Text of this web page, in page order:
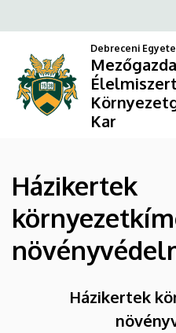
a
Debreceni
Kar
Házikertek
Házikertek